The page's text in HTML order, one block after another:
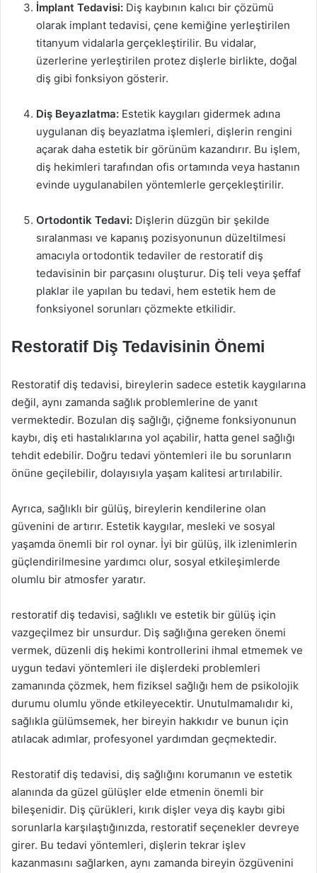
İmplant Tedavisi: Diş kaybının kalıcı bir çözümü
olarak implant tedavisi, çene kemiğine yerleştirilen
titanyum vidalarla gerçekleştirilir. Bu vidalar,
üzerlerine yerleştirilen protez dişlerle birlikte, doğal
diş gibi fonksiyon gösterir.
Diş Beyazlatma: Estetik kaygıları gidermek adına
uygulanan diş beyazlatma işlemleri, dişlerin rengini
açarak daha estetik bir görünüm kazandırır. Bu işlem,
diş hekimleri tarafından ofis ortamında veya hastanın
evinde uygulanabilen yöntemlerle gerçekleştirilir.
Ortodontik Tedavi: Dişlerin düzgün bir şekilde
sıralanması ve kapanış pozisyonunun düzeltilmesi
amacıyla ortodontik tedaviler de restoratif diş
tedavisinin bir parçasını oluşturur. Diş teli veya şeffaf
plaklar ile yapılan bu tedavi, hem estetik hem de
fonksiyonel sorunları çözmekte etkilidir.
Restoratif Diş Tedavisinin Önemi
Restoratif diş tedavisi, bireylerin sadece estetik kaygılarına
değil, aynı zamanda sağlık problemlerine de yanıt
vermektedir. Bozulan diş sağlığı, çiğneme fonksiyonunun
kaybı, diş eti hastalıklarına yol açabilir, hatta genel sağlığı
tehdit edebilir. Doğru tedavi yöntemleri ile bu sorunların
önüne geçilebilir, dolayısıyla yaşam kalitesi artırılabilir.
Ayrıca, sağlıklı bir gülüş, bireylerin kendilerine olan
güvenini de artırır. Estetik kaygılar, mesleki ve sosyal
yaşamda önemli bir rol oynar. İyi bir gülüş, ilk izlenimlerin
güçlendirilmesine yardımcı olur, sosyal etkileşimlerde
olumlu bir atmosfer yaratır.
restoratif diş tedavisi, sağlıklı ve estetik bir gülüş için
vazgeçilmez bir unsurdur. Diş sağlığına gereken önemi
vermek, düzenli diş hekimi kontrollerini ihmal etmemek ve
uygun tedavi yöntemleri ile dişlerdeki problemleri
zamanında çözmek, hem fiziksel sağlığı hem de psikolojik
durumu olumlu yönde etkileyecektir. Unutulmamalıdır ki,
sağlıkla gülümsemek, her bireyin hakkıdır ve bunun için
atılacak adımlar, profesyonel yardımdan geçmektedir.
Restoratif diş tedavisi, diş sağlığını korumanın ve estetik
alanında da güzel gülüşler elde etmenin önemli bir
bileşenidir. Diş çürükleri, kırık dişler veya diş kaybı gibi
sorunlarla karşılaştığınızda, restoratif seçenekler devreye
girer. Bu tedavi yöntemleri, dişlerin tekrar işlev
kazanmasını sağlarken, aynı zamanda bireyin özgüvenini